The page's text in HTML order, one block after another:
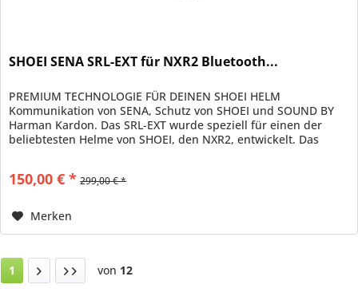
SHOEI SENA SRL-EXT für NXR2 Bluetooth...
PREMIUM TECHNOLOGIE FÜR DEINEN SHOEI HELM
Kommunikation von SENA, Schutz von SHOEI und SOUND BY
Harman Kardon. Das SRL-EXT wurde speziell für einen der
beliebtesten Helme von SHOEI, den NXR2, entwickelt. Das
150,00 € * 299,00 € *
Merken
1 von 12